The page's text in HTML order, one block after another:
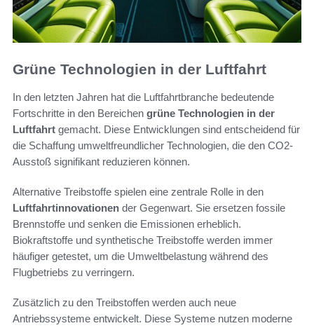
Grüne Technologien in der Luftfahrt
In den letzten Jahren hat die Luftfahrtbranche bedeutende
Fortschritte in den Bereichen grüne Technologien in der
Luftfahrt gemacht. Diese Entwicklungen sind entscheidend für
die Schaffung umweltfreundlicher Technologien, die den CO2-
Ausstoß signifikant reduzieren können.
Alternative Treibstoffe spielen eine zentrale Rolle in den
Luftfahrtinnovationen der Gegenwart. Sie ersetzen fossile
Brennstoffe und senken die Emissionen erheblich.
Biokraftstoffe und synthetische Treibstoffe werden immer
häufiger getestet, um die Umweltbelastung während des
Flugbetriebs zu verringern.
Zusätzlich zu den Treibstoffen werden auch neue
Antriebssysteme entwickelt. Diese Systeme nutzen moderne